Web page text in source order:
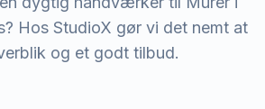
Hos StudioX gør vi det nemt at
og et godt tilbud.